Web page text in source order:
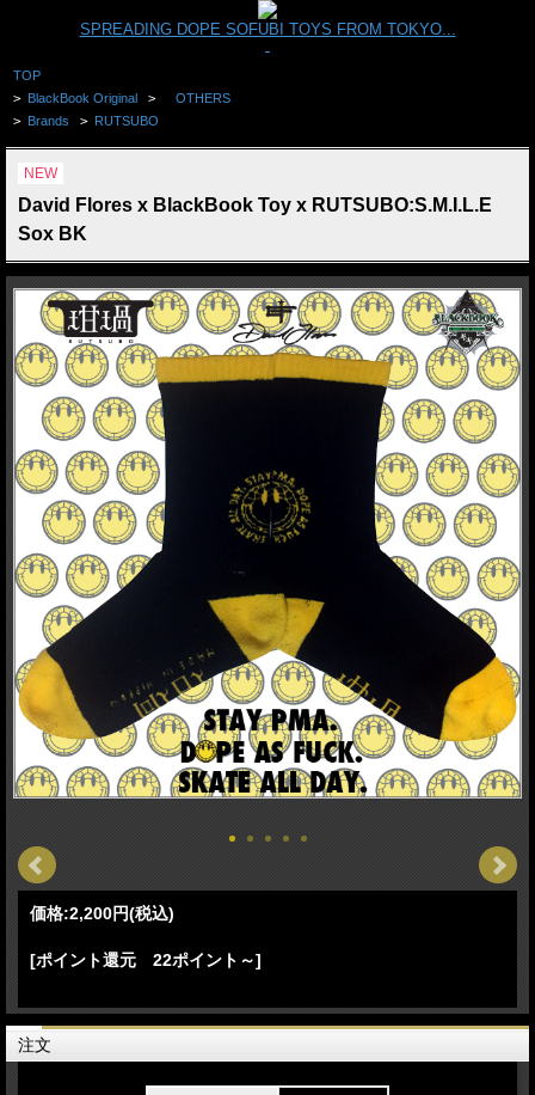
SPREADING DOPE SOFUBI TOYS FROM TOKYO...
TOP
> BlackBook Original > OTHERS
> Brands > RUTSUBO
NEW
David Flores x BlackBook Toy x RUTSUBO:S.M.I.L.E
Sox BK
価格:2,200円(税込)
[ポイント還元 22ポイント～]
注文